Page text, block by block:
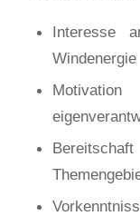
Interesse
Windenergie